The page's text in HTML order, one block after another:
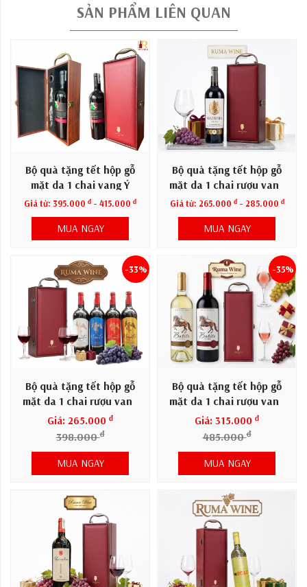
SẢN PHẨM LIÊN QUAN
Bộ quà tặng tết hộp gỗ
mặt da 1 chai vang Ý
Mondovino Semi
Giá từ: 395.000 đ- 415.000 đ
MUA NGAY
Bộ quà tặng tết hộp gỗ
mặt da 1 chai rượu vang
Materia
Giá từ: 265.000 đ- 285.000 đ
MUA NGAY
Bộ quà tặng tết hộp gỗ
mặt da 1 chai rượu vang
Mosanto
Giá: 265.000 đ
398.000đ
-33%
MUA NGAY
Bộ quà tặng tết hộp gỗ
mặt da 1 chai rượu vang
Batise
Giá: 315.000 đ
485.000đ
-35%
MUA NGAY